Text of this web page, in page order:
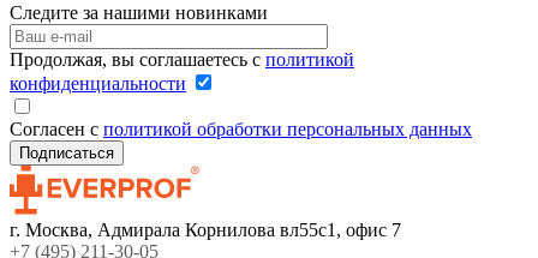
Следите за нашими новинками
Продолжая, вы соглашаетесь с политикой
конфиденциальности
Согласен с политикой обработки персональных данных
г. Москва, Адмирала Корнилова вл55с1, офис 7
+7 (495) 211-30-05